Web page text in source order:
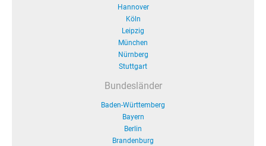
Hannover
Köln
Leipzig
München
Nürnberg
Stuttgart
Bundesländer
Baden-Württemberg
Bayern
Berlin
Brandenburg